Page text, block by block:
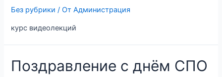
Без рубрики / От Администрация
курс видеолекций
Поздравление с днём СПО